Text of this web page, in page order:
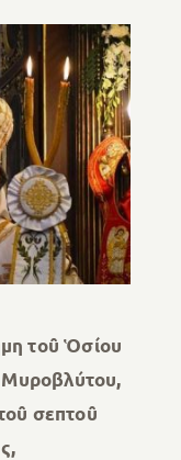
τοῦ Ὁσίου
σεπτοῦ